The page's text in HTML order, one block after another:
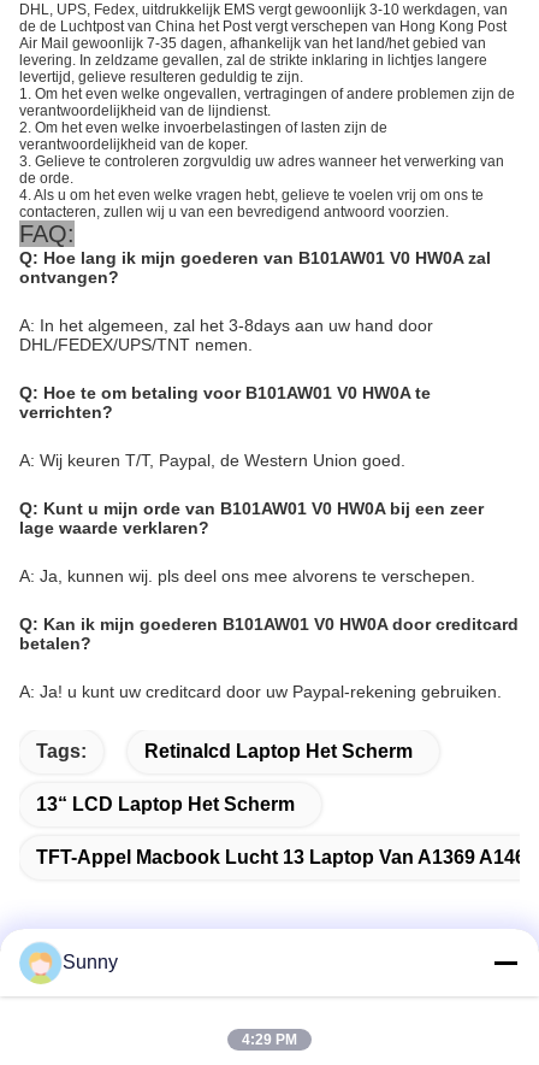
DHL, UPS, Fedex, uitdrukkelijk EMS vergt gewoonlijk 3-10 werkdagen, van
de de Luchtpost van China het Post vergt verschepen van Hong Kong Post
Air Mail gewoonlijk 7-35 dagen, afhankelijk van het land/het gebied van
levering. In zeldzame gevallen, zal de strikte inklaring in lichtjes langere
levertijd, gelieve resulteren geduldig te zijn.
1. Om het even welke ongevallen, vertragingen of andere problemen zijn de
verantwoordelijkheid van de lijndienst.
2. Om het even welke invoerbelastingen of lasten zijn de
verantwoordelijkheid van de koper.
3. Gelieve te controleren zorgvuldig uw adres wanneer het verwerking van
de orde.
4. Als u om het even welke vragen hebt, gelieve te voelen vrij om ons te
contacteren, zullen wij u van een bevredigend antwoord voorzien.
FAQ:
Q: Hoe lang ik mijn goederen van B101AW01 V0 HW0A zal
ontvangen?
A: In het algemeen, zal het 3-8days aan uw hand door
DHL/FEDEX/UPS/TNT nemen.
Q: Hoe te om betaling voor B101AW01 V0 HW0A te
verrichten?
A: Wij keuren T/T, Paypal, de Western Union goed.
Q: Kunt u mijn orde van B101AW01 V0 HW0A bij een zeer
lage waarde verklaren?
A: Ja, kunnen wij. pls deel ons mee alvorens te verschepen.
Q: Kan ik mijn goederen B101AW01 V0 HW0A door creditcard
betalen?
A: Ja! u kunt uw creditcard door uw Paypal-rekening gebruiken.
Tags: Retinalcd Laptop Het Scherm
13“ LCD Laptop Het Scherm
TFT-Appel Macbook Lucht 13 Laptop Van A1369
Sunny
4:29 PM